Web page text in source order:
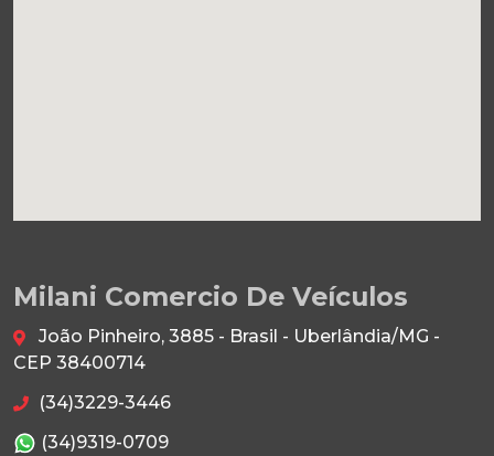
Milani Comercio De Veículos
João Pinheiro, 3885 - Brasil - Uberlândia/MG -
CEP 38400714
(34)3229-3446
(34)9319-0709